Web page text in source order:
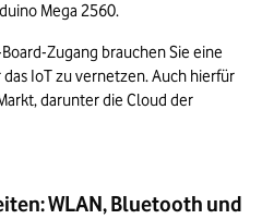
Mega 2560.
Zugang brauchen Sie eine
IoT zu vernetzen. Auch hierfür
darunter die Cloud der
WLAN, Bluetooth und